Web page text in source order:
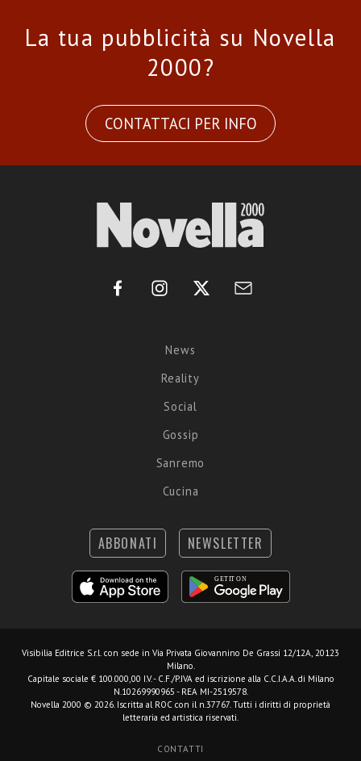
La tua pubblicità su Novella
2000?
CONTATTACI PER INFO
News
Reality
Social
Gossip
Sanremo
Cucina
ABBONATI NEWSLETTER
Visibilia Editrice S.r.l. con sede in Via Privata Giovannino De Grassi 12/12A, 20123
Milano.
Capitale sociale € 100.000,00 I.V. - C.F./P.IVA ed iscrizione alla C.C.I.A.A. di Milano
N.10269990965 - REA MI-2519578.
Novella 2000 © 2026. Iscritta al ROC con il n.37767. Tutti i diritti di proprietà
letteraria ed artistica riservati.
CONTATTI